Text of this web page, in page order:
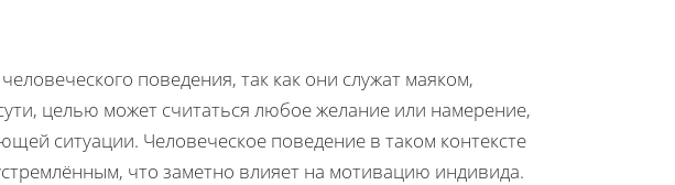
поведения, так как они служат маяком,
целью может считаться любое желание или намерение,
ситуации. Человеческое поведение в таком контексте
что заметно влияет на мотивацию индивида.